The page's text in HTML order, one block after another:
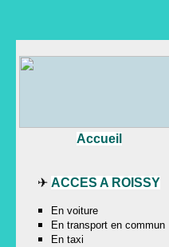
Accueil
✈ ACCES A ROISSY
En voiture
En transport en commun
En taxi